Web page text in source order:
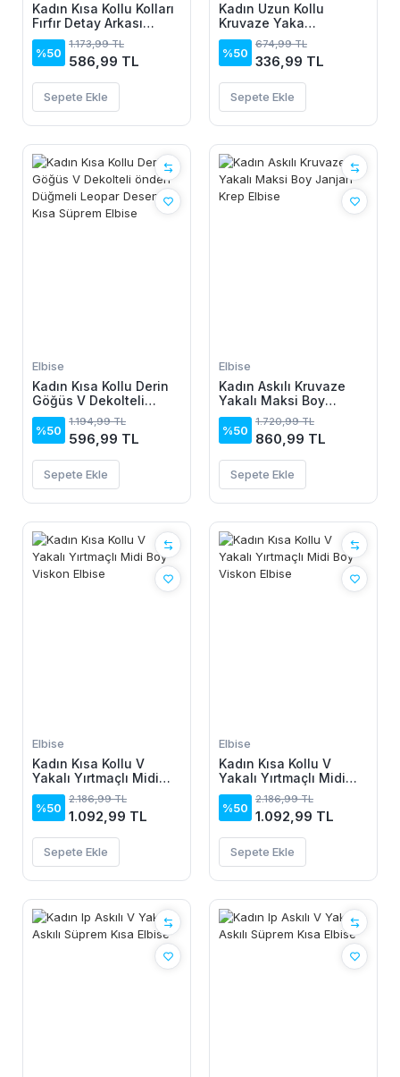
Kadın Kısa Kollu Kolları
Fırfır Detay Arkası
Bağlamalı Leopar
Desen Kolsuz Mini
Mikro Elbise
%50
1.173,99 TL
586,99 TL
Sepete Ekle
Kadın Uzun Kollu
Kruvaze Yaka
Yanlardan Büzgülü
Kadife Elbise
%50
674,99 TL
336,99 TL
Sepete Ekle
Elbise
Kadın Kısa Kollu Derin
Göğüs V Dekolteli
önden Düğmeli Leopar
Desenli Kısa Süprem
Elbise
%50
1.194,99 TL
596,99 TL
Sepete Ekle
Elbise
Kadın Askılı Kruvaze
Yakalı Maksi Boy
Janjan Krep Elbise
%50
1.720,99 TL
860,99 TL
Sepete Ekle
Elbise
Kadın Kısa Kollu V
Yakalı Yırtmaçlı Midi
Boy Viskon Elbise
%50
2.186,99 TL
1.092,99 TL
Sepete Ekle
Elbise
Kadın Kısa Kollu V
Yakalı Yırtmaçlı Midi
Boy Viskon Elbise
%50
2.186,99 TL
1.092,99 TL
Sepete Ekle